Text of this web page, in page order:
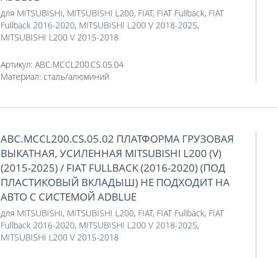
для MITSUBISHI, MITSUBISHI L200, FIAT, FIAT Fullback, FIAT
Fullback 2016-2020, MITSUBISHI L200 V 2018-2025,
MITSUBISHI L200 V 2015-2018
Артикул: ABC.MCCL200.CS.05.04
Материал: сталь/алюминий
ABC.MCCL200.CS.05.02 ПЛАТФОРМА ГРУЗОВАЯ
ВЫКАТНАЯ, УСИЛЕННАЯ MITSUBISHI L200 (V)
(2015-2025) / FIAT FULLBACK (2016-2020) (ПОД
ПЛАСТИКОВЫЙ ВКЛАДЫШ) НЕ ПОДХОДИТ НА
АВТО С СИСТЕМОЙ ADBLUE
для MITSUBISHI, MITSUBISHI L200, FIAT, FIAT Fullback, FIAT
Fullback 2016-2020, MITSUBISHI L200 V 2018-2025,
MITSUBISHI L200 V 2015-2018